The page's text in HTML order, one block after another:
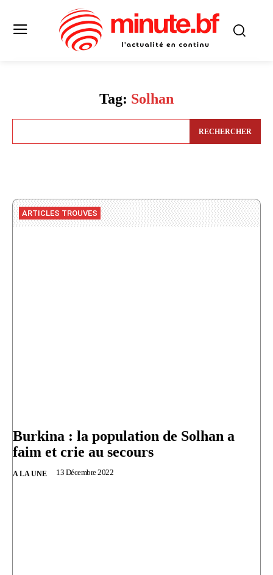
Tag: Solhan
RECHERCHER
ARTICLES TROUVES
Burkina : la population de Solhan a
faim et crie au secours
A LA UNE 13 Décembre 2022